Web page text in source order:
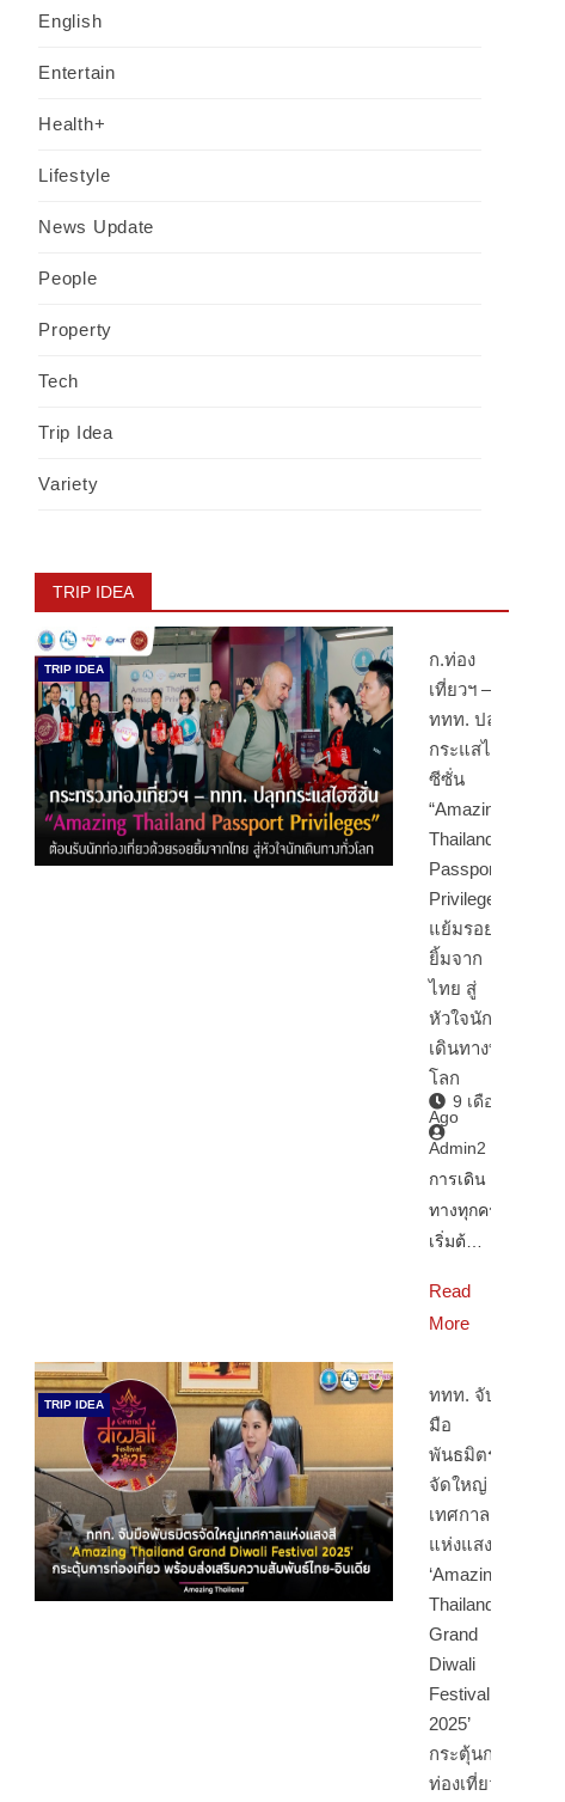
English
Entertain
Health+
Lifestyle
News Update
People
Property
Tech
Trip Idea
Variety
TRIP IDEA
TRIP IDEA
ก.ท่อง
เที่ยวฯ –
ททท. ปลุก
กระแสไฮ
ซีซั่น
“Amazing
Thailand
Passport
Privileges”
แย้มรอย
ยิ้มจาก
ไทย สู่
หัวใจนัก
เดินทางทั่ว
โลก
9 เดือน
Ago
Admin2
การเดิน
ทางทุกครั้ง
เริ่มต้…
Read
More
TRIP IDEA
ททท. จับ
มือ
พันธมิตร
จัดใหญ่
เทศกาล
แห่งแสงสี
‘Amazing
Thailand
Grand
Diwali
Festival
2025’
กระตุ้นการ
ท่องเที่ยว